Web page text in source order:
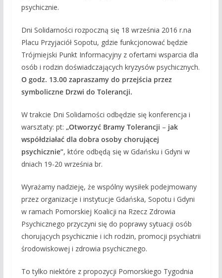
psychicznie.
Dni Solidarności rozpoczną się 18 września 2016 r.na
Placu Przyjaciół Sopotu, gdzie funkcjonować będzie
Trójmiejski Punkt Informacyjny z ofertami wsparcia dla
osób i rodzin doświadczających kryzysów psychicznych.
O godz. 13.00 zapraszamy do przejścia przez
symboliczne Drzwi do Tolerancji.
W trakcie Dni Solidarności odbędzie się konferencja i
warsztaty: pt: „Otworzyć Bramy Tolerancji – jak
współdziałać dla dobra osoby chorującej
psychicznie”, które odbędą się w Gdańsku i Gdyni w
dniach 19-20 września br.
Wyrażamy nadzieję, że wspólny wysiłek podejmowany
przez organizacje i instytucje Gdańska, Sopotu i Gdyni
w ramach Pomorskiej Koalicji na Rzecz Zdrowia
Psychicznego przyczyni się do poprawy sytuacji osób
chorujących psychicznie i ich rodzin, promocji psychiatrii
środowiskowej i zdrowia psychicznego.
To tylko niektóre z propozycji Pomorskiego Tygodnia